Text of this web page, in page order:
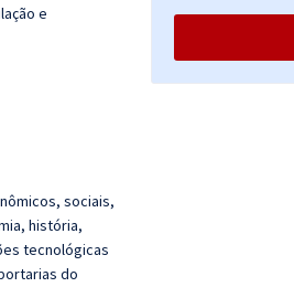
e
sociais,
história,
tecnológicas
do